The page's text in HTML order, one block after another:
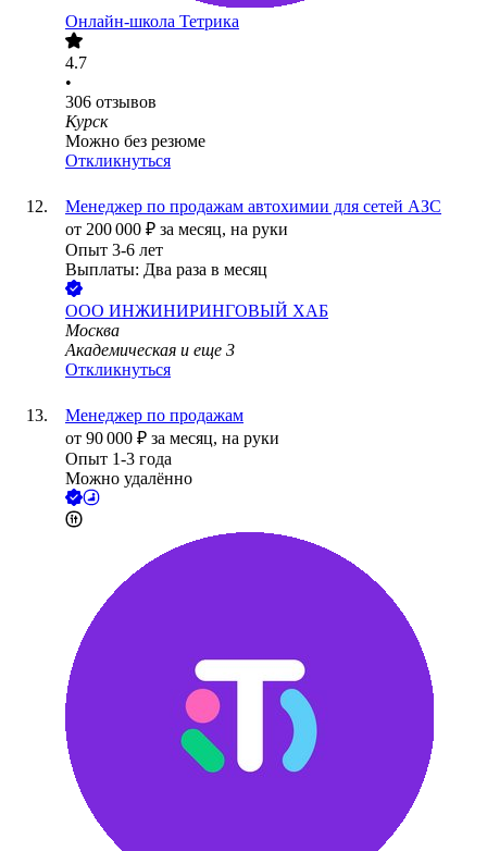
Онлайн-школа Тетрика
4.7
•
306 отзывов
Курск
Можно без резюме
Откликнуться
Менеджер по продажам автохимии для сетей АЗС
от 200 000 ₽ за месяц, на руки
Опыт 3-6 лет
Выплаты: Два раза в месяц
ООО ИНЖИНИРИНГОВЫЙ ХАБ
Москва
Академическая и еще 3
Откликнуться
Менеджер по продажам
от 90 000 ₽ за месяц, на руки
Опыт 1-3 года
Можно удалённо